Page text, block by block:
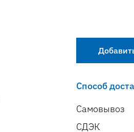
Способ
Самовывоз
СДЭК